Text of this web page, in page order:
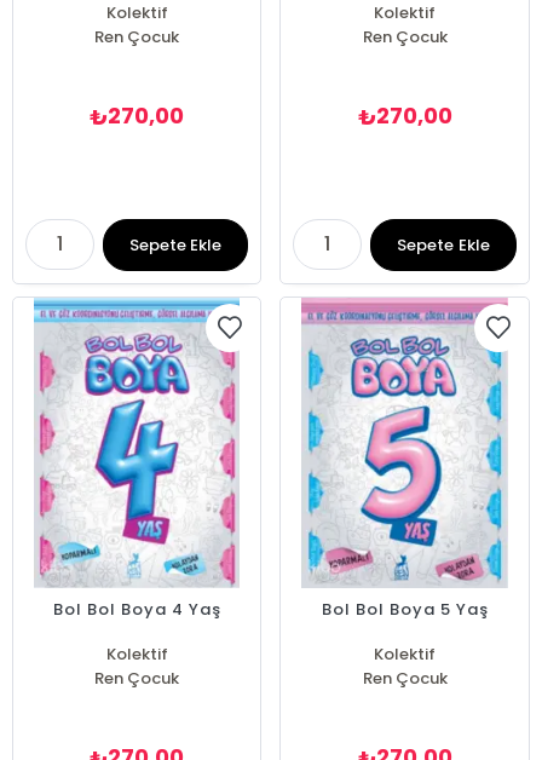
Kolektif
Ren Çocuk
₺270,00
Sepete Ekle
Kolektif
Ren Çocuk
₺270,00
Sepete Ekle
Bol Bol Boya 4 Yaş
Kolektif
Ren Çocuk
Bol Bol Boya 5 Yaş
Kolektif
Ren Çocuk